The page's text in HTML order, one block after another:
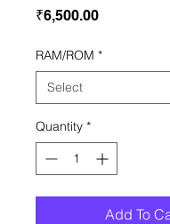
₹6,500.00Price
RAM/ROM *
Quantity *
Add To